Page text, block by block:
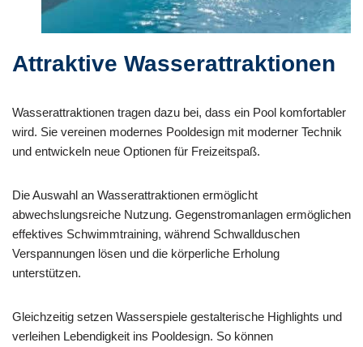
Attraktive Wasserattraktionen
Wasserattraktionen tragen dazu bei, dass ein Pool komfortabler
wird. Sie vereinen modernes Pooldesign mit moderner Technik
und entwickeln neue Optionen für Freizeitspaß.
Die Auswahl an Wasserattraktionen ermöglicht
abwechslungsreiche Nutzung. Gegenstromanlagen ermöglichen
effektives Schwimmtraining, während Schwallduschen
Verspannungen lösen und die körperliche Erholung
unterstützen.
Gleichzeitig setzen Wasserspiele gestalterische Highlights und
verleihen Lebendigkeit ins Pooldesign. So können